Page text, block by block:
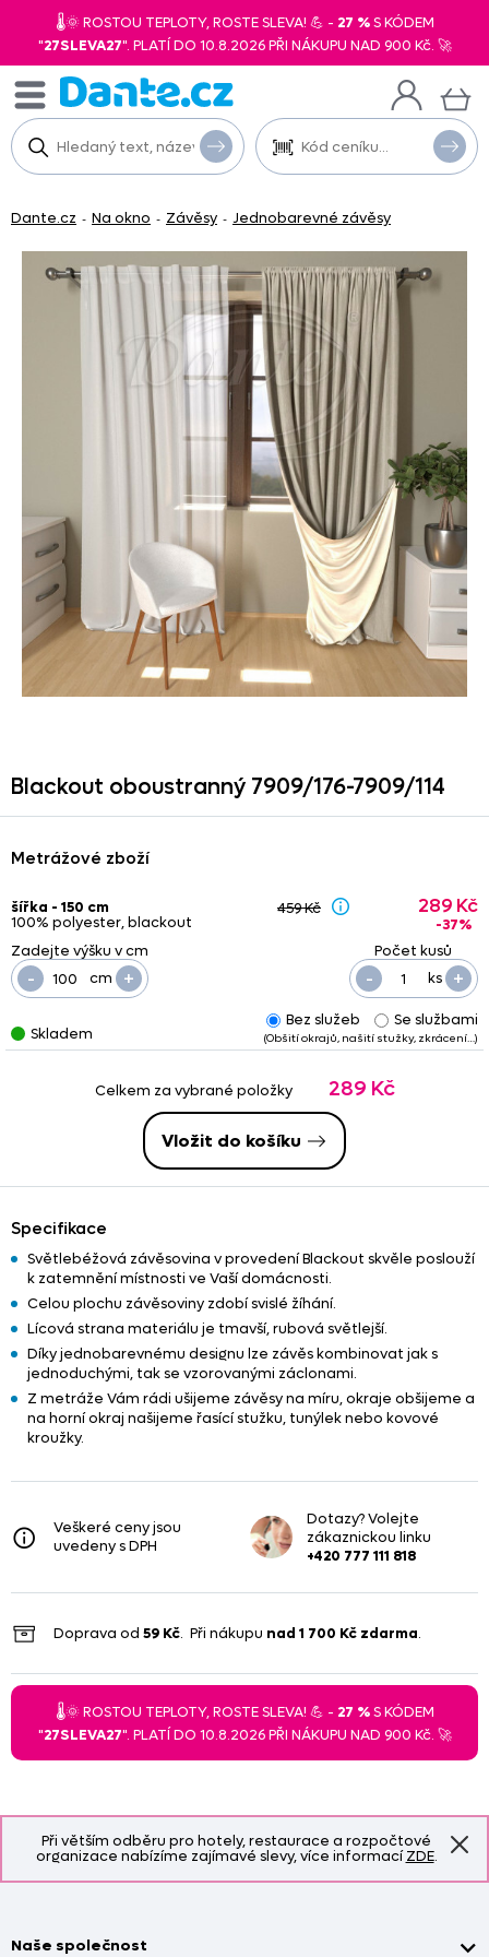
🌡️🌞 ROSTOU TEPLOTY, ROSTE SLEVA! 💪 - 27 %S KÓDEM
"27SLEVA27". PLATÍ DO 10.8.2026 PŘI NÁKUPU NAD 900 Kč. 🚀
Při větším odběru pro hotely, restaurace a rozpočtové
organizace nabízíme zajímavé slevy, více informacíZDE.
Dante.cz - Na okno - Závěsy - Jednobarevné závěsy
Blackout oboustranný 7909/176-7909/114
Metrážové zboží
šířka - 150 cm
100% polyester, blackout
cm +
- ks +
-
459 Kč 289 Kč
-37%
Skladem
Bez služeb Se službami
(Obšití okrajů, našití stužky, zkrácení…)
Celkem za vybrané položky 289 Kč
Vložit do košíku
Specifikace
Světlebéžová závěsovina v provedení Blackout skvěle poslouží
k zatemnění místnosti ve Vaší domácnosti.
Celou plochu závěsoviny zdobí svislé žíhání.
Lícová strana materiálu je tmavší, rubová světlejší.
Díky jednobarevnému designu lze závěs kombinovat jak s
jednoduchými, tak se vzorovanými záclonami.
Z metráže Vám rádi ušijeme závěsy na míru, okraje obšijeme a
na horní okraj našijeme řasící stužku, tunýlek nebo kovové
kroužky.
Veškeré ceny jsou
uvedeny s DPH
Dotazy? Volejte
zákaznickou linku
+420 777 111 818
Doprava od 59 Kč. Při nákupu nad 1 700 Kč zdarma.
🌡️🌞 ROSTOU TEPLOTY, ROSTE SLEVA! 💪 - 27 %S KÓDEM
"27SLEVA27". PLATÍ DO 10.8.2026 PŘI NÁKUPU NAD 900 Kč. 🚀
Naše společnost